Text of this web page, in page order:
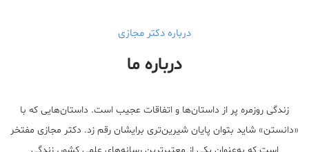
درباره دکتر مجازی
درباره ما
زندگی روزمره پر از داستان‌ها و اتفاقات عجیب است. داستان‌هایی که با
«دانستن» شاید بتوان پایان شیرین‌تری برایشان رقم زد. دکتر مجازی مفتخر